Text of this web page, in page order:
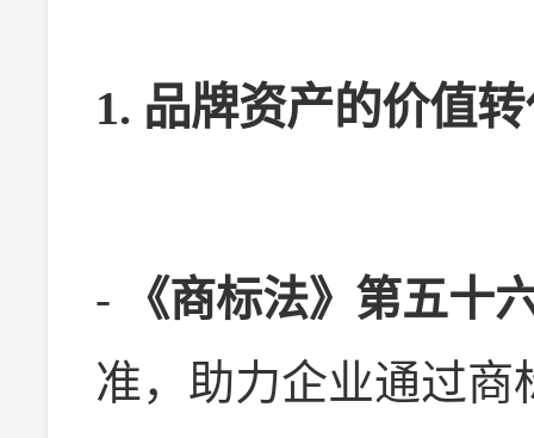
1. 品牌资产的价值
-
《商标法》第五十
准，助力企业通过